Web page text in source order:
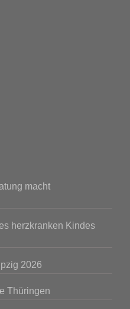
macht
herzkranken Kindes
2026
Thüringen